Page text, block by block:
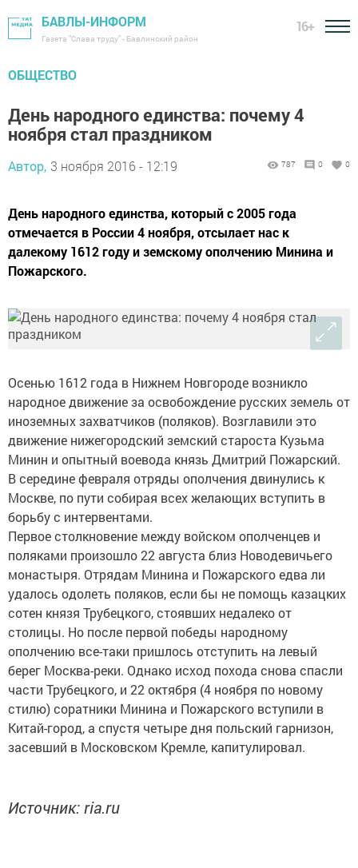
БАВЛЫ-ИНФОРМ
Газета "Слава труду" - Бавлинский район
16+
ОБЩЕСТВО
День народного единства: почему 4
ноября стал праздником
Автор, 3 ноября 2016 - 12:19 787 0 0
День народного единства, который с 2005 года
отмечается в России 4 ноября, отсылает нас к
далекому 1612 году и земскому ополчению Минина и
Пожарского.
Осенью 1612 года в Нижнем Новгороде возникло
народное движение за освобождение русских земель от
иноземных захватчиков (поляков). Возглавили это
движение нижегородский земский староста Кузьма
Минин и опытный воевода князь Дмитрий Пожарский.
В середине февраля отряды ополчения двинулись к
Москве, по пути собирая всех желающих вступить в
борьбу с интервентами.
Первое столкновение между войском ополченцев и
поляками произошло 22 августа близ Новодевичьего
монастыря. Отрядам Минина и Пожарского едва ли
удалось одолеть поляков, если бы не помощь казацких
сотен князя Трубецкого, стоявших недалеко от
столицы. Но после первой победы народному
ополчению все-таки пришлось отступить на левый
берег Москва-реки. Однако исход похода снова спасли
части Трубецкого, и 22 октября (4 ноября по новому
стилю) соратники Минина и Пожарского вступили в
Китай-город, а спустя четыре дня польский гарнизон,
засевший в Московском Кремле, капитулировал.
Источник: ria.ru